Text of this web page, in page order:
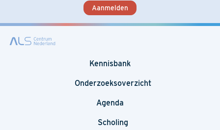
Aanmelden
Kennisbank
Onderzoeksoverzicht
Agenda
Scholing